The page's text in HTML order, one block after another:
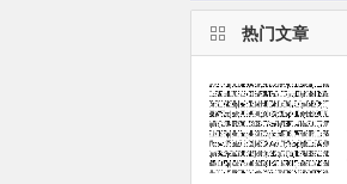
热门文章